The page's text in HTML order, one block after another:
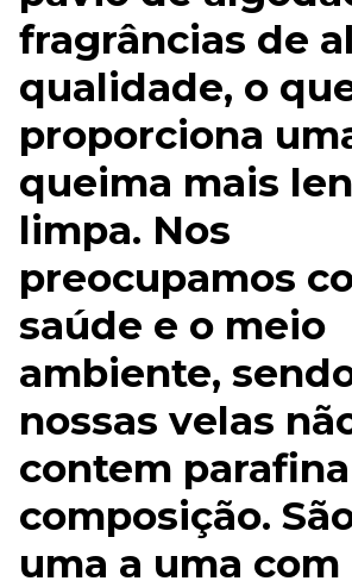
fragrâncias de
qualidade, o
proporciona
queima mais
limpa. Nos
preocupamos
saúde e o meio
ambiente,
nossas velas
contem
composição.
uma a uma